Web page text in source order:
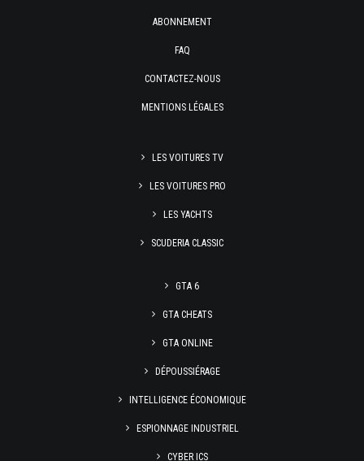
ABONNEMENT
FAQ
CONTACTEZ-NOUS
MENTIONS LÉGALES
LES VOITURES TV
LES VOITURES PRO
LES YACHTS
SCUDERIA CLASSIC
GTA 6
GTA CHEATS
GTA ONLINE
DÉPOUSSIÉRAGE
INTELLIGENCE ÉCONOMIQUE
ESPIONNAGE INDUSTRIEL
CYBER ICS